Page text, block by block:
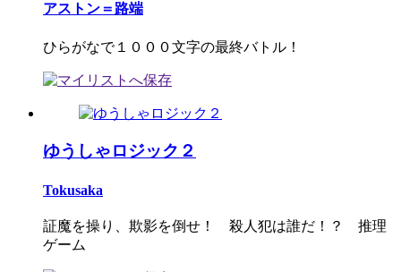
アストン＝路端
ひらがなで１０００文字の最終バトル！
ゆうしゃロジック２
Tokusaka
証魔を操り、欺影を倒せ！ 殺人犯は誰だ！？ 推理
ゲーム